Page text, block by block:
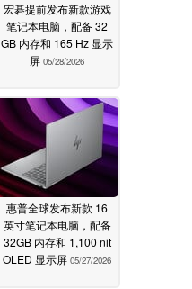
宏碁提前发布新款游戏
笔记本电脑，配备 32
GB 内存和 165 Hz 显示
屏 05/28/2026
惠普全球发布新款 16
英寸笔记本电脑，配备
32GB 内存和 1,100 nit
OLED 显示屏 05/27/2026